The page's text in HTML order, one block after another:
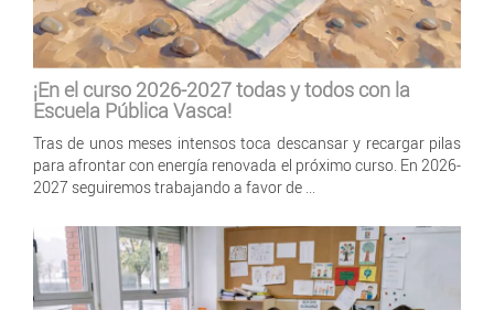
¡En el curso 2026-2027 todas y todos con la
Escuela Pública Vasca!
Tras de unos meses intensos toca descansar y recargar pilas
para afrontar con energía renovada el próximo curso. En 2026-
2027 seguiremos trabajando a favor de ...